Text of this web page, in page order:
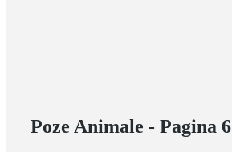
Poze Animale - Pagina 6